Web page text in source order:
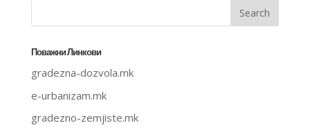
Поважни Линкови
gradezna-dozvola.mk
e-urbanizam.mk
gradezno-zemjiste.mk